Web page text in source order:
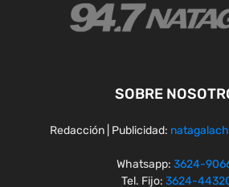
SOBRE
Redacción | Publicidad:
Whatsapp: 3624-
Tel. Fijo: 3624-